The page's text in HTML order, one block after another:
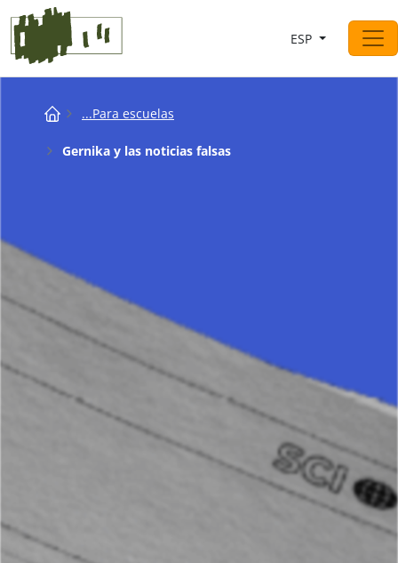
Saltar al contingut
Navegación principal
ESP
Breadcrumb
...Para escuelas
Gernika y las noticias falsas